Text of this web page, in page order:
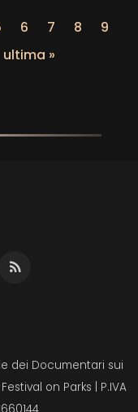
6 7 8
9
ultima »
dei Documentari sui
on Parks | P.IVA